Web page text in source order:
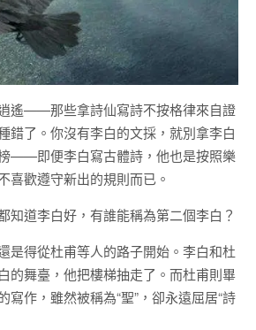
遙——那些拿詩仙寫詩不按格律來自證
錯了。你沒有李白的文採，就別拿李白
——即便李白寫古體詩，他也是按照樂
喜歡遵守新出的規則而已。
知道李白好，有誰能稱為第二個李白？
是得從杜甫等人的路子開始。李白和杜
的舞臺，他把樓梯抽走了。而杜甫則畢
寫作，雖然被稱為“聖”，卻永遠屈居“詩